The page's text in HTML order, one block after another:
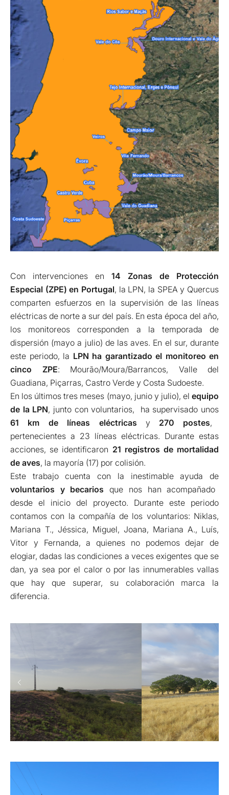
Con intervenciones en 14 Zonas de Protección
Especial (ZPE) en Portugal, la LPN, la SPEA y Quercus
comparten esfuerzos en la supervisión de las líneas
eléctricas de norte a sur del país. En esta época del año,
los monitoreos corresponden a la temporada de
dispersión (mayo a julio) de las aves. En el sur, durante
este periodo, la LPN ha garantizado el monitoreo en
cinco ZPE: Mourão/Moura/Barrancos, Valle del
Guadiana, Piçarras, Castro Verde y Costa Sudoeste.
En los últimos tres meses (mayo, junio y julio), el equipo
de la LPN, junto con voluntarios, ha supervisado unos
61 km de líneas eléctricas y 270 postes,
pertenecientes a 23 líneas eléctricas. Durante estas
acciones, se identificaron 21 registros de mortalidad
de aves, la mayoría (17) por colisión.
Este trabajo cuenta con la inestimable ayuda de
voluntarios y becarios que nos han acompañado
desde el inicio del proyecto. Durante este periodo
contamos con la compañía de los voluntarios: Niklas,
Mariana T., Jéssica, Miguel, Joana, Mariana A., Luís,
Vitor y Fernanda, a quienes no podemos dejar de
elogiar, dadas las condiciones a veces exigentes que se
dan, ya sea por el calor o por las innumerables vallas
que hay que superar, su colaboración marca la
diferencia.